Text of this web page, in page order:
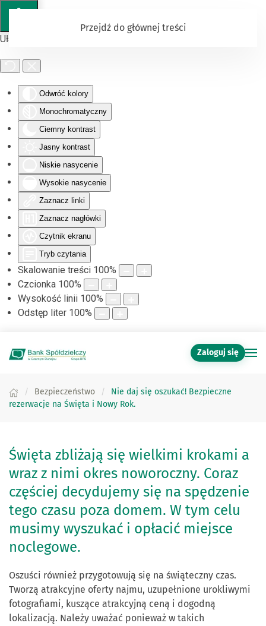
Ułatwienia dostępu
Odwróć kolory
Monochromatyczny
Ciemny kontrast
Jasny kontrast
Niskie nasycenie
Wysokie nasycenie
Zaznacz linki
Zaznacz nagłówki
Czytnik ekranu
Tryb czytania
Skalowanie treści 100%
Czcionka 100%
Wysokość linii 100%
Odstęp liter 100%
Przejdź do głównej treści
Zaloguj się
Bezpieczeństwo
Nie daj się oszukać! Bezpieczne
rezerwacje na Święta i Nowy Rok.
Święta zbliżają się wielkimi krokami a
wraz z nimi okres noworoczny. Coraz
częściej decydujemy się na spędzenie
tego czasu poza domem. W tym celu
musimy wyszukać i opłacić miejsce
noclegowe.
Oszuści również przygotowują się na świąteczny czas.
Tworzą atrakcyjne oferty najmu, uzupełnione urokliwymi
fotografiami, kuszące atrakcyjną ceną i dogodną
lokalizacją. Należy uważać ponieważ w takich